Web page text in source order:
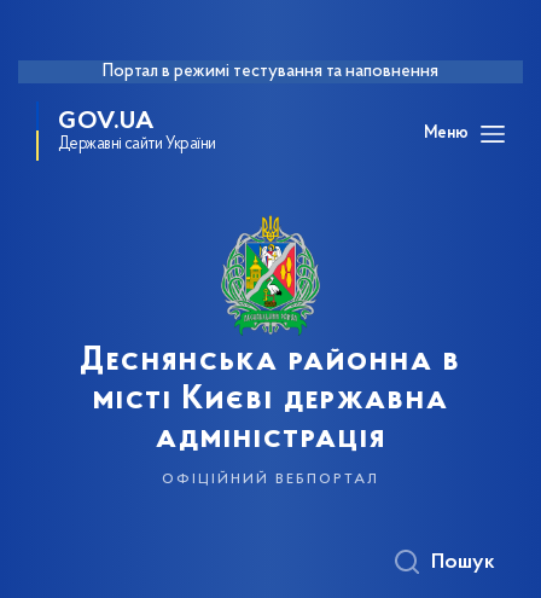
Портал в режимі тестування та наповнення
GOV.UA
Державні сайти України
Меню
Деснянська районна в
місті Києві державна
адміністрація
офіційний вебпортал
Пошук